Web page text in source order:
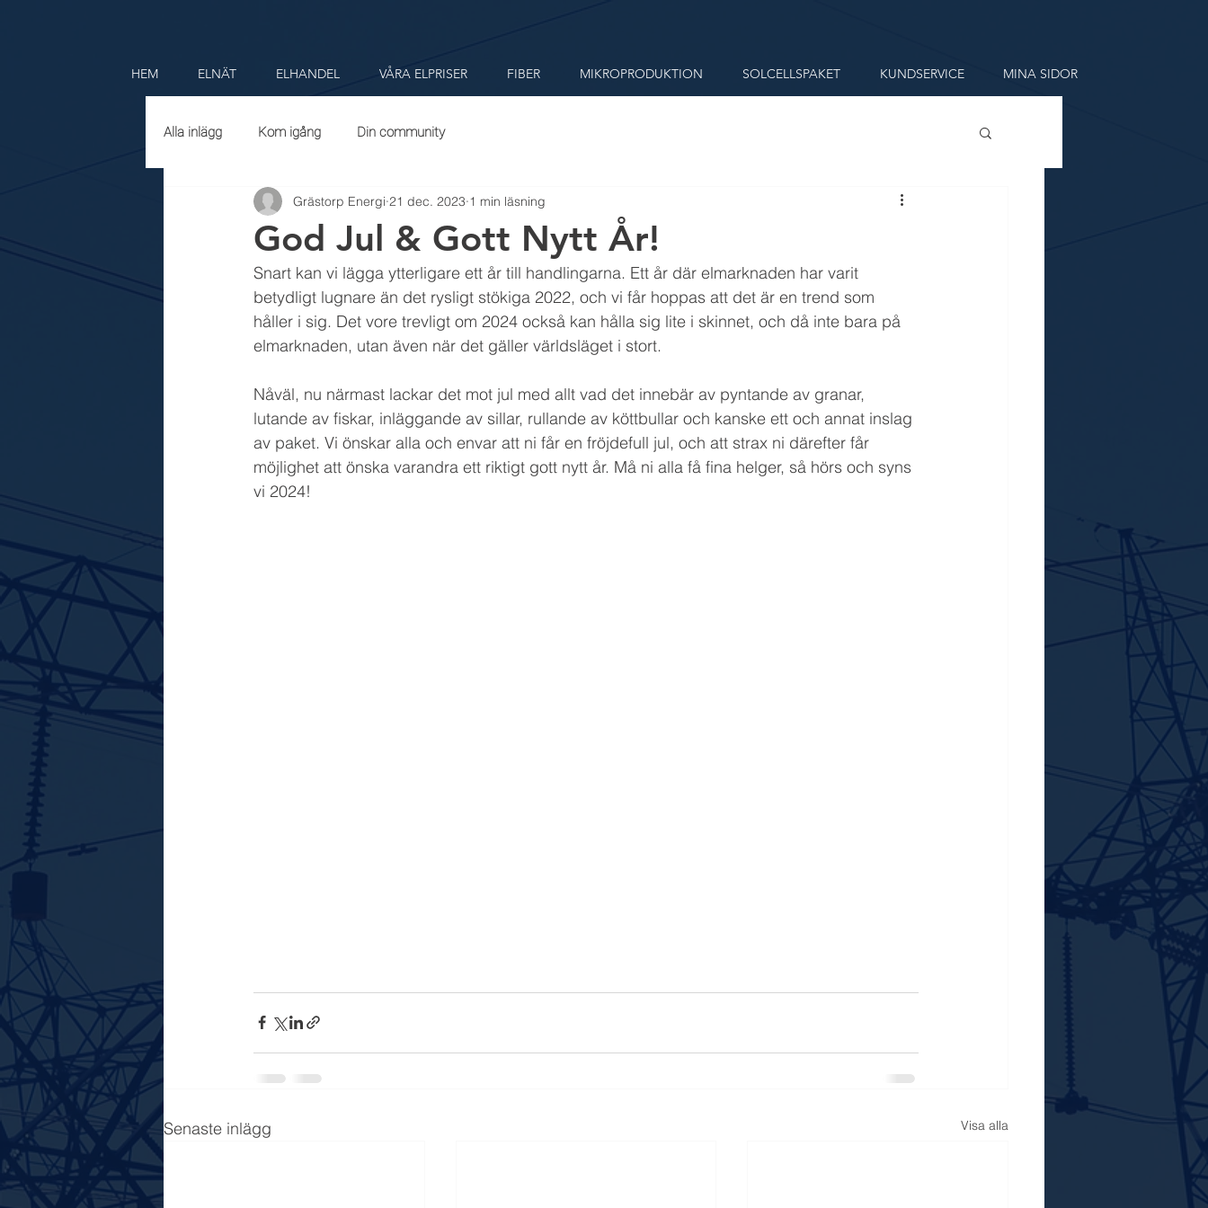
HEM ELNÄT ELHANDEL VÅRA ELPRISER FIBER MIKROPRODUKTION SOLCELLSPAKET KUNDSERVICE MINA SIDOR
Alla inlägg Kom igång Din community
God Jul & Gott Nytt År!
Grästorp Energi 21 dec. 2023 1 min läsning
Snart kan vi lägga ytterligare ett år till handlingarna. Ett år där elmarknaden har varit
betydligt lugnare än det rysligt stökiga 2022, och vi får hoppas att det är en trend som
håller i sig. Det vore trevligt om 2024 också kan hålla sig lite i skinnet, och då inte bara på
elmarknaden, utan även när det gäller världsläget i stort.
Nåväl, nu närmast lackar det mot jul med allt vad det innebär av pyntande av granar,
lutande av fiskar, inläggande av sillar, rullande av köttbullar och kanske ett och annat inslag
av paket. Vi önskar alla och envar att ni får en fröjdefull jul, och att strax ni därefter får
möjlighet att önska varandra ett riktigt gott nytt år. Må ni alla få fina helger, så hörs och syns
vi 2024!
Senaste inlägg Visa alla